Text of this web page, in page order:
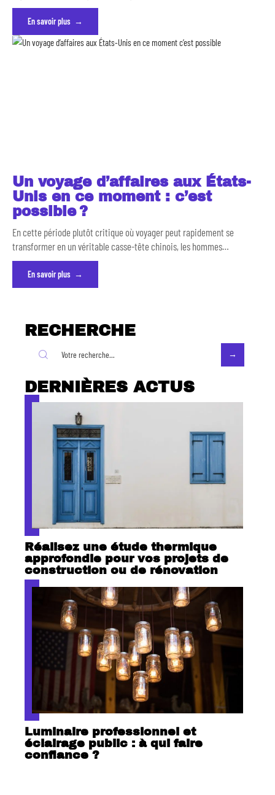
En savoir plus
Un voyage d’affaires aux États-
Unis en ce moment : c’est
possible ?
En cette période plutôt critique où voyager peut rapidement se
transformer en un véritable casse-tête chinois, les hommes…
En savoir plus
RECHERCHE
DERNIÈRES ACTUS
Réalisez une étude thermique
approfondie pour vos projets de
construction ou de rénovation
Luminaire professionnel et
éclairage public : à qui faire
confiance ?